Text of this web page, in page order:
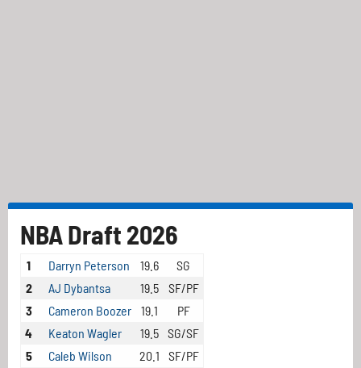
NBA Draft 2026
1 Darryn Peterson 19.6
SG
2
AJ Dybantsa 19.5
SF/PF
3
Cameron Boozer 19.1
PF
4
Keaton Wagler 19.5 SG/SF
5
Caleb Wilson 20.1 SF/PF